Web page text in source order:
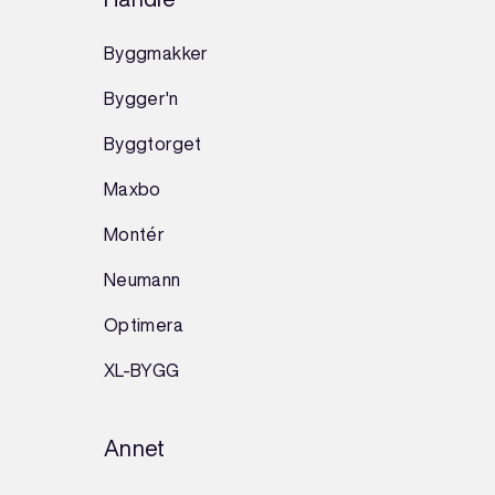
Byggmakker
Bygger'n
Byggtorget
Maxbo
Montér
Neumann
Optimera
XL-BYGG
Annet